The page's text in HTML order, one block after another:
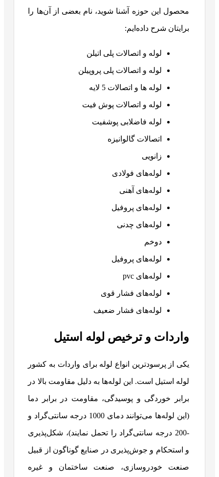
محصول این حوزه آشنا شوید، نام بعضی از آن‌ها را
برایتان شرح داده‌ایم:
لوله و اتصالات پلی اتیلن
لوله و اتصالات پلی پروپیلن
لوله ها و اتصالات 5 لایه
لوله و اتصالات پوش فیت
لوله فاضلابی پوشفیت
اتصالات گالوانیزه
زانویی
لوله‌های فولادی
لوله‌های آهنی
لوله‌های پروفیل
لوله‌های چدنی
دوخم
لوله‌های پروفیل
لوله‌های pvc
لوله‌های فشار قوی
لوله‌های فشار ضعیف
واردات و ترخیص لوله استیل
یکی از پرسودترین انواع لوله برای واردات به کشور
لوله استیل است. این لوله‌ها به دلیل مقاومت بالا در
برابر خوردگی و پوسیدگی، مقاومت در برابر دما
(این لوله‌ها می‌توانند دمای 1000 درجه سانتی‌گراد و
-200 درجه سانتی‌گراد را تحمل نمایند)، شکل‌پذیری
و استحکام و جوش‌پذیری در صنایع گوناگون از قبیل
صنعت خودروسازی، صنعت ساختمان و غیره